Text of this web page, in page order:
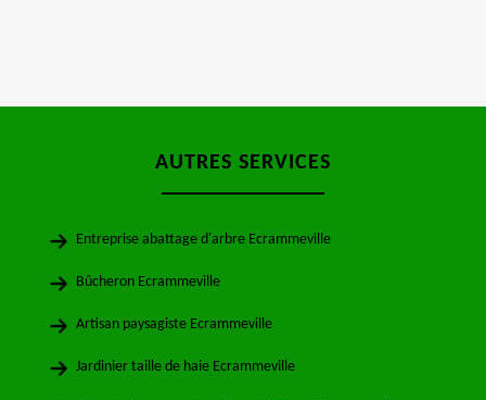
AUTRES SERVICES
Entreprise abattage d'arbre Ecrammeville
Bûcheron Ecrammeville
Artisan paysagiste Ecrammeville
Jardinier taille de haie Ecrammeville